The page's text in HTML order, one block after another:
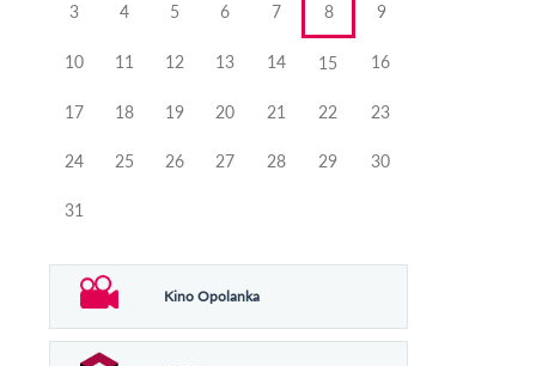
3 4 5 6 7 8 9
10 11 12 13 14 15 16
17 18 19 20 21 22 23
24 25 26 27 28 29 30
31
Kino Opolanka